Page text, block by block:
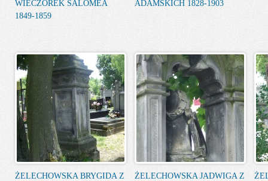
WIECZOREK SALOMEA
1849-1859
ADAMSKICH 1828-1903
ŻELECHOWSKA BRYGIDA Z
ŻELECHOWSKA JADWIGA Z